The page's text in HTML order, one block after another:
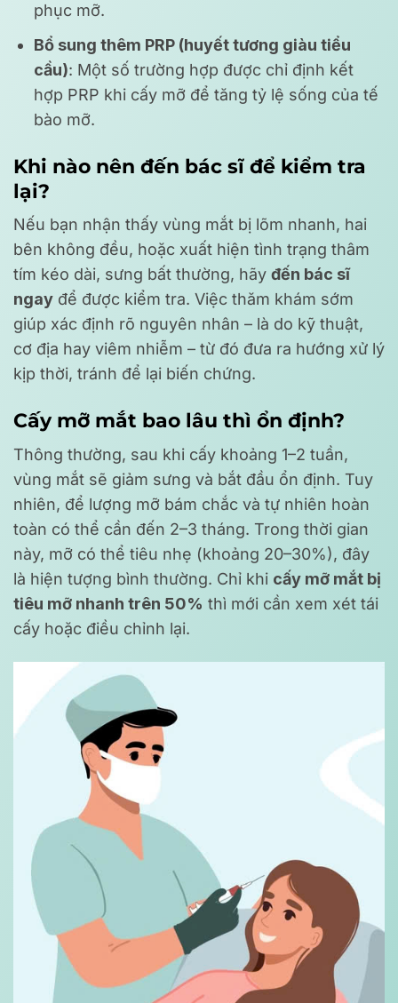
phục mỡ.
Bổ sung thêm PRP (huyết tương giàu tiểu
cầu): Một số trường hợp được chỉ định kết
hợp PRP khi cấy mỡ để tăng tỷ lệ sống của tế
bào mỡ.
Khi nào nên đến bác sĩ để kiểm tra
lại?
Nếu bạn nhận thấy vùng mắt bị lõm nhanh, hai
bên không đều, hoặc xuất hiện tình trạng thâm
tím kéo dài, sưng bất thường, hãy đến bác sĩ
ngay để được kiểm tra. Việc thăm khám sớm
giúp xác định rõ nguyên nhân – là do kỹ thuật,
cơ địa hay viêm nhiễm – từ đó đưa ra hướng xử lý
kịp thời, tránh để lại biến chứng.
Cấy mỡ mắt bao lâu thì ổn định?
Thông thường, sau khi cấy khoảng 1–2 tuần,
vùng mắt sẽ giảm sưng và bắt đầu ổn định. Tuy
nhiên, để lượng mỡ bám chắc và tự nhiên hoàn
toàn có thể cần đến 2–3 tháng. Trong thời gian
này, mỡ có thể tiêu nhẹ (khoảng 20–30%), đây
là hiện tượng bình thường. Chỉ khi cấy mỡ mắt bị
tiêu mỡ nhanh trên 50% thì mới cần xem xét tái
cấy hoặc điều chỉnh lại.